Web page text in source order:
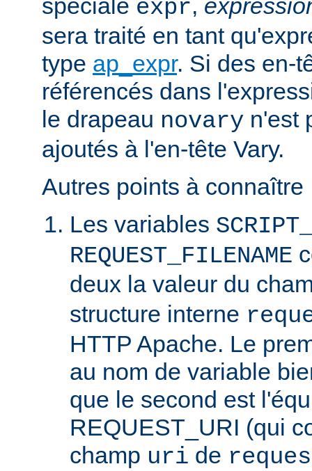
spéciale expr,
sera traité en tant
type ap_expr. Si des en-
référencés dans
le drapeau novary n'est
ajoutés à l'en-tête Vary.
Autres points à connaître
Les variables
REQUEST_FILENAME
deux la valeur du
structure interne
HTTP Apache. Le
au nom de variable
que le second est
REQUEST_URI (qui
champ uri de